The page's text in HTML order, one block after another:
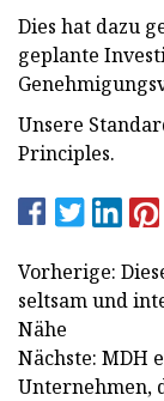
Dies hat dazu
geplante
Unsere
Principles.
Vorherige:
seltsam und
Nähe
Nächste: MDH
Unternehmen,